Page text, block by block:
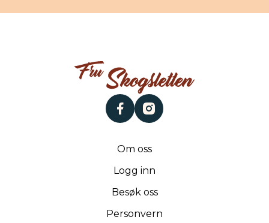
facebookinstagram
Om oss
Logg inn
Besøk oss
Personvern